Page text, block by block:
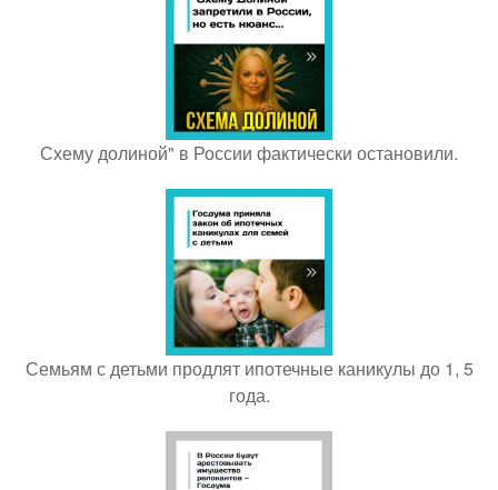
Схему долиной" в России фактически остановили.
Семьям с детьми продлят ипотечные каникулы до 1, 5
года.